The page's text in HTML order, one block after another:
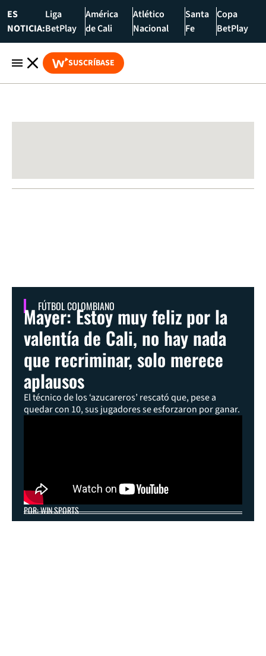
ES
NOTICIA:
Liga
BetPlay
América
de Cali
Atlético
Nacional
Santa
Fe
Copa
BetPlay
SUSCRÍBASE
FÚTBOL COLOMBIANO
Mayer: Estoy muy feliz por la
valentía de Cali, no hay nada
que recriminar, solo merece
aplausos
El técnico de los ‘azucareros’ rescató que, pese a
quedar con 10, sus jugadores se esforzaron por ganar.
POR: WIN SPORTS